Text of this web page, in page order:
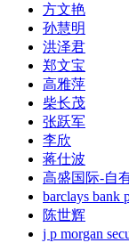
方文艳
孙慧明
洪泽君
郑文宝
高雅萍
柴长茂
张跃军
李欣
蒋仕波
高盛国际-自
barclays bank
陈世辉
j p morgan